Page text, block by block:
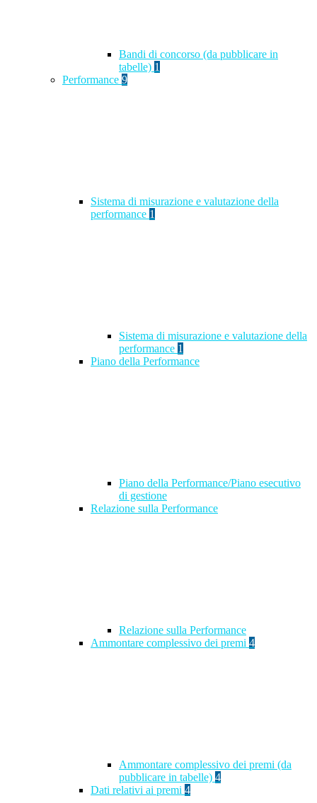
Bandi di concorso (da pubblicare in
tabelle) 1
Performance 9
Sistema di misurazione e valutazione della
performance 1
Sistema di misurazione e valutazione della
performance 1
Piano della Performance
Piano della Performance/Piano esecutivo
di gestione
Relazione sulla Performance
Relazione sulla Performance
Ammontare complessivo dei premi 4
Ammontare complessivo dei premi (da
pubblicare in tabelle) 4
Dati relativi ai premi 4